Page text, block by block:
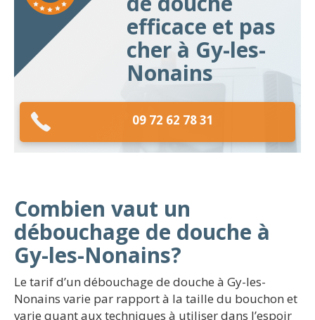
efficace et pas
cher à Gy-les-
Nonains
09 72 62 78 31
Combien vaut un
débouchage de douche à
Gy-les-Nonains?
Le tarif d’un débouchage de douche à Gy-les-
Nonains varie par rapport à la taille du bouchon et
varie quant aux techniques à utiliser dans l’espoir